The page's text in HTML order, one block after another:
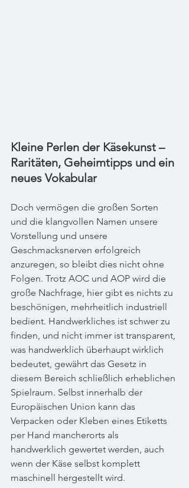
Kleine Perlen der Käsekunst –
Raritäten, Geheimtipps und ein
neues Vokabular
Doch vermögen die großen Sorten
und die klangvollen Namen unsere
Vorstellung und unsere
Geschmacksnerven erfolgreich
anzuregen, so bleibt dies nicht ohne
Folgen. Trotz AOC und AOP wird die
große Nachfrage, hier gibt es nichts zu
beschönigen, mehrheitlich industriell
bedient. Handwerkliches ist schwer zu
finden, und nicht immer ist transparent,
was handwerklich überhaupt wirklich
bedeutet, gewährt das Gesetz in
diesem Bereich schließlich erheblichen
Spielraum. Selbst innerhalb der
Europäischen Union kann das
Verpacken oder Kleben eines Etiketts
per Hand mancherorts als
handwerklich gewertet werden, auch
wenn der Käse selbst komplett
maschinell hergestellt wird.